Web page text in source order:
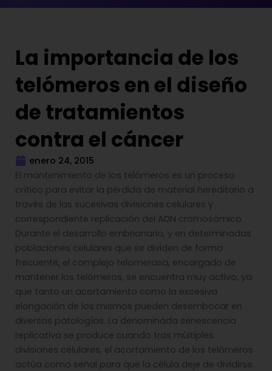
La importancia de los
telómeros en el diseño
de tratamientos
contra el cáncer
enero 24, 2015
El mantenimiento de los telómeros es un proceso
crítico para evitar la pérdida de material hereditario a
través de las sucesivas divisiones celulares y
correspondiente replicación del ADN cromosómico.
Durante el desarrollo embrionario, y en determinadas
poblaciones celulares que se dividen de forma
frecuente, el complejo telomerasa, encargado de
mantener los telómeros, se encuentra muy activo, ya
que tanto un acortamiento como la excesiva
elongación de los mismos pueden desembocar en
diversas patologías. La denominada senescencia
replicativa se produce cuando tras múltiples
divisiones celulares, el acortamiento de los telómeros
actúa como señal para que la célula deje de dividirse.